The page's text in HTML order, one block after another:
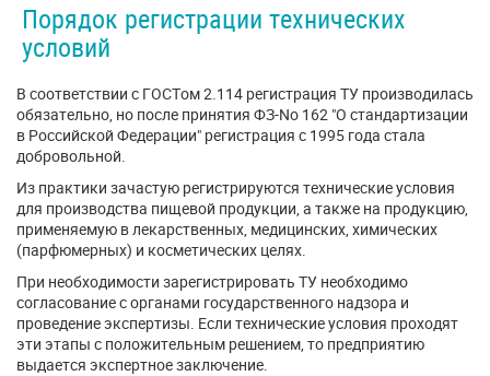
Порядок регистрации технических
условий
В соответствии с ГОСТом 2.114 регистрация ТУ производилась
обязательно, но после принятия ФЗ-No 162 "О стандартизации
в Российской Федерации" регистрация с 1995 года стала
добровольной.
Из практики зачастую регистрируются технические условия
для производства пищевой продукции, а также на продукцию,
применяемую в лекарственных, медицинских, химических
(парфюмерных) и косметических целях.
При необходимости зарегистрировать ТУ необходимо
согласование с органами государственного надзора и
проведение экспертизы. Если технические условия проходят
эти этапы с положительным решением, то предприятию
выдается экспертное заключение.